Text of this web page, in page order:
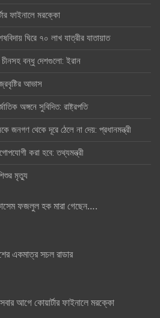
ফাইনালে মরক্কো
ঘিরে ৭০ লাখ যাত্রীর যাতায়াত
চীনসহ বন্ধু দেশগুলো: ইরান
আভাস
অঙ্গনে সুবিদিত: রাষ্ট্রপতি
জনগণ থেকে দূরে ঠেলে না দেয়: প্রধানমন্ত্রী
করা হবে: তথ্যমন্ত্রী
মৃত্যু
ফজলুল হক মারা গেছেন….
একমাত্র সচল রাডার
সবার আগে কোয়ার্টার ফাইনালে মরক্কো